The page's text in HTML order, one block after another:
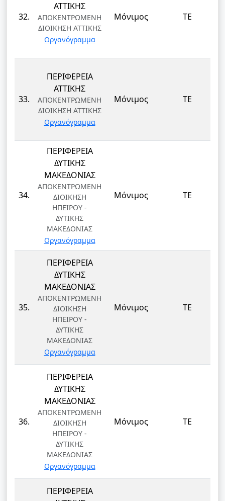
32.
ΑΤΤΙΚΗΣ
ΑΠΟΚΕΝΤΡΩΜΕΝΗ
ΔΙΟΙΚΗΣΗ ΑΤΤΙΚΗΣ
Οργανόγραμμα
Μόνιμος ΤΕ
33.
ΠΕΡΙΦΕΡΕΙΑ
ΑΤΤΙΚΗΣ
ΑΠΟΚΕΝΤΡΩΜΕΝΗ
ΔΙΟΙΚΗΣΗ ΑΤΤΙΚΗΣ
Οργανόγραμμα
Μόνιμος ΤΕ
34.
ΠΕΡΙΦΕΡΕΙΑ
ΔΥΤΙΚΗΣ
ΜΑΚΕΔΟΝΙΑΣ
ΑΠΟΚΕΝΤΡΩΜΕΝΗ
ΔΙΟΙΚΗΣΗ
ΗΠΕΙΡΟΥ -
ΔΥΤΙΚΗΣ
ΜΑΚΕΔΟΝΙΑΣ
Οργανόγραμμα
Μόνιμος ΤΕ
35.
ΠΕΡΙΦΕΡΕΙΑ
ΔΥΤΙΚΗΣ
ΜΑΚΕΔΟΝΙΑΣ
ΑΠΟΚΕΝΤΡΩΜΕΝΗ
ΔΙΟΙΚΗΣΗ
ΗΠΕΙΡΟΥ -
ΔΥΤΙΚΗΣ
ΜΑΚΕΔΟΝΙΑΣ
Οργανόγραμμα
Μόνιμος ΤΕ
36.
ΠΕΡΙΦΕΡΕΙΑ
ΔΥΤΙΚΗΣ
ΜΑΚΕΔΟΝΙΑΣ
ΑΠΟΚΕΝΤΡΩΜΕΝΗ
ΔΙΟΙΚΗΣΗ
ΗΠΕΙΡΟΥ -
ΔΥΤΙΚΗΣ
ΜΑΚΕΔΟΝΙΑΣ
Οργανόγραμμα
Μόνιμος ΤΕ
ΠΕΡΙΦΕΡΕΙΑ